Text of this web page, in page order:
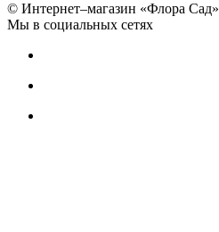
© Интернет–магазин «Флора Сад»
Мы в социальных сетях